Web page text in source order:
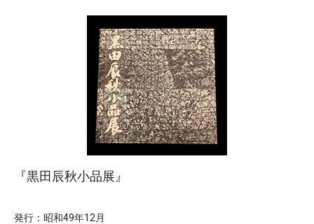
『黒田辰秋小品展』
発行：昭和49年12月